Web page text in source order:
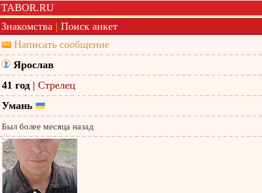
TABOR.RU
Знакомства | Поиск анкет
Написать сообщение
Ярослав
41 год | Стрелец
Умань
Был более месяца назад